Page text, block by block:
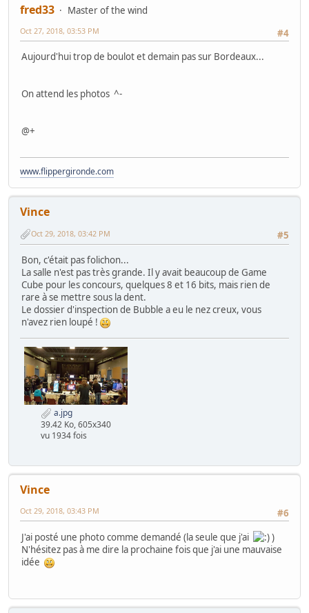
fred33
Master of the wind
#4
Oct 27, 2018, 03:53 PM
Aujourd'hui trop de boulot et demain pas sur Bordeaux...
On attend les photos ^-
@+
www.flippergironde.com
Vince
#5
Oct 29, 2018, 03:42 PM
Bon, c'était pas folichon...
La salle n'est pas très grande. Il y avait beaucoup de Game
Cube pour les concours, quelques 8 et 16 bits, mais rien de
rare à se mettre sous la dent.
Le dossier d'inspection de Bubble a eu le nez creux, vous
n'avez rien loupé !
a.jpg
39.42 Ko, 605x340
vu 1934 fois
Vince
#6
Oct 29, 2018, 03:43 PM
J'ai posté une photo comme demandé (la seule que j'ai
)
N'hésitez pas à me dire la prochaine fois que j'ai une mauvaise
idée